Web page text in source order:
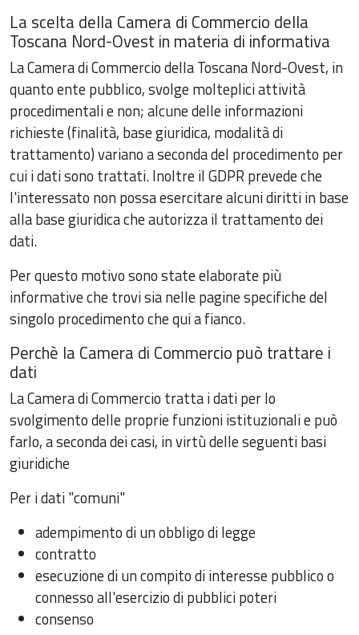
La scelta della Camera di Commercio della
Toscana Nord-Ovest in materia di informativa
La Camera di Commercio della Toscana Nord-Ovest, in
quanto ente pubblico, svolge molteplici attività
procedimentali e non; alcune delle informazioni
richieste (finalità, base giuridica, modalità di
trattamento) variano a seconda del procedimento per
cui i dati sono trattati. Inoltre il GDPR prevede che
l'interessato non possa esercitare alcuni diritti in base
alla base giuridica che autorizza il trattamento dei
dati.
Per questo motivo sono state elaborate più
informative che trovi sia nelle pagine specifiche del
singolo procedimento che qui a fianco.
Perchè la Camera di Commercio può trattare i
dati
La Camera di Commercio tratta i dati per lo
svolgimento delle proprie funzioni istituzionali e può
farlo, a seconda dei casi, in virtù delle seguenti basi
giuridiche
Per i dati "comuni"
adempimento di un obbligo di legge
contratto
esecuzione di un compito di interesse pubblico o
connesso all'esercizio di pubblici poteri
consenso